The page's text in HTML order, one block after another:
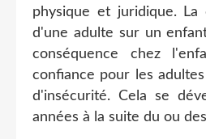
physique et juridique. La
d'une adulte sur un
conséquence chez
confiance pour les
d'insécurité. Cela se
années à la suite du ou